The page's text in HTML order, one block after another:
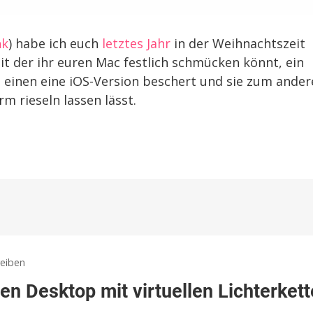
) habe ich euch letztes Jahr in der Weihnachtszeit
der ihr euren Mac festlich schmücken könnt, ein
eine iOS-Version beschert und sie zum
rieseln lassen lässt.
Mac-
Desktop mit virtuellen